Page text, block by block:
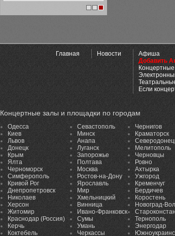
Главная Новости
Афиша
Добавить
Если
Концертные залы и площадки по городам
Одесса
Киев
Львов
Донецк
Крым
Ялта
Черноморск
Симферополь
Кривой Рог
Днепропетровск
Николаев
Херсон
Житомир
Краснодар (Россия)
Керчь
Коктебель
Севастополь
Минск
Анапа
Луганск
Запорожье
Полтава
Москва
Ростов-на-Дону
Ярославль
Мир
Хмельницкий
Винница
Ивано-Франковск
Сумы
Умань
Черкассы
Чернигов
Краматорск
Мелитополь
Черновцы
Ровно
Ахтырка
Ужгород
Кременчуг
Бердичев
Коростень
Новоград-
Тернополь
Энергодар